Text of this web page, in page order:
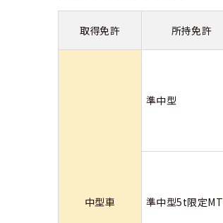
取得免許 所持免許
中型車
準中型
準中型5t限定MT